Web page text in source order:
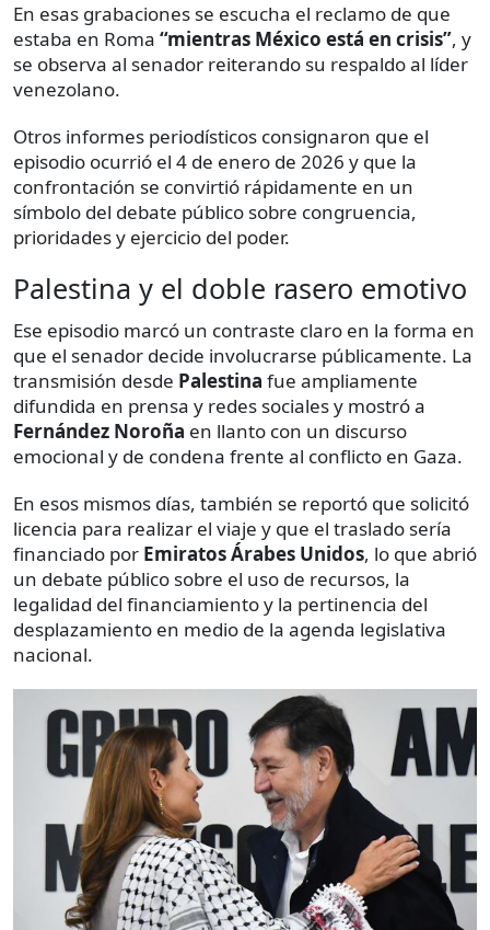
En esas grabaciones se escucha el reclamo de que
estaba en Roma “mientras México está en crisis”, y
se observa al senador reiterando su respaldo al líder
venezolano.
Otros informes periodísticos consignaron que el
episodio ocurrió el 4 de enero de 2026 y que la
confrontación se convirtió rápidamente en un
símbolo del debate público sobre congruencia,
prioridades y ejercicio del poder.
Palestina y el doble rasero emotivo
Ese episodio marcó un contraste claro en la forma en
que el senador decide involucrarse públicamente. La
transmisión desde Palestina fue ampliamente
difundida en prensa y redes sociales y mostró a
Fernández Noroña en llanto con un discurso
emocional y de condena frente al conflicto en Gaza.
En esos mismos días, también se reportó que solicitó
licencia para realizar el viaje y que el traslado sería
financiado por Emiratos Árabes Unidos, lo que abrió
un debate público sobre el uso de recursos, la
legalidad del financiamiento y la pertinencia del
desplazamiento en medio de la agenda legislativa
nacional.